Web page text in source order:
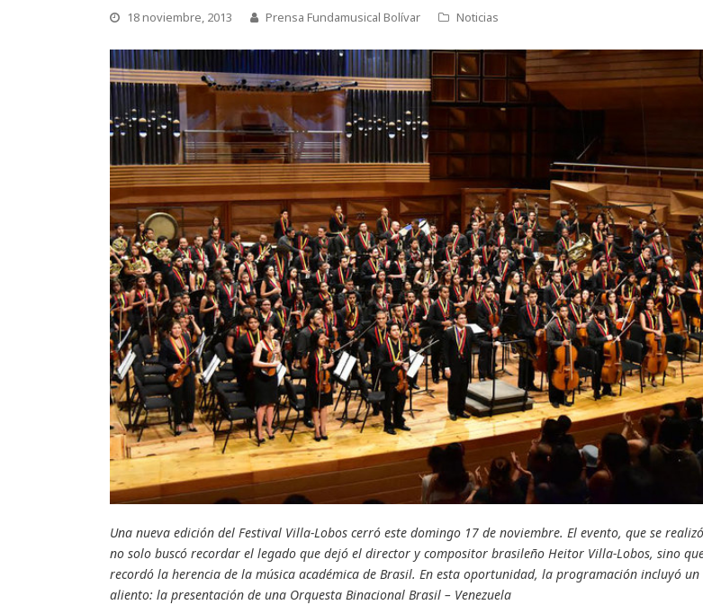
18 noviembre, 2013 Prensa Fundamusical Bolívar Noticias
Una nueva edición del Festival Villa-Lobos cerró este domingo 17 de noviembre. El evento, que se
no solo buscó recordar el legado que dejó el director y compositor brasileño Heitor Villa-Lobos, sino
recordó la herencia de la música académica de Brasil. En esta oportunidad, la programación incluyó un
aliento: la presentación de una Orquesta Binacional Brasil – Venezuela